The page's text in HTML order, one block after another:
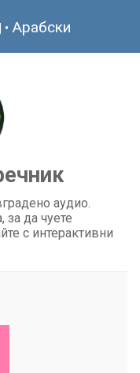
• Арабски
аудио.
да чуете
с интерактивни